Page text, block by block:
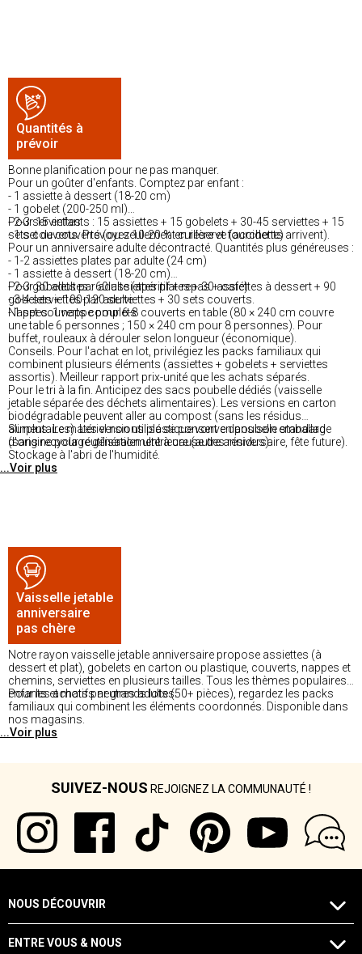
Quantités à
prévoir
Bonne planification pour ne pas manquer.
Pour un goûter d'enfants. Comptez par enfant :
- 1 assiette à dessert (18-20 cm)
- 1 gobelet (200-250 ml)
- 2-3 serviettes
- 1 set de couverts (ou seulement cuillère et fourchette)
Pour 15 enfants : 15 assiettes + 15 gobelets + 30-45 serviettes + 15
sets couverts. Prévoyez 10-20 % en réserve (accidents arrivent).
Pour un anniversaire adulte décontracté. Quantités plus généreuses :
- 1-2 assiettes plates par adulte (24 cm)
- 1 assiette à dessert (18-20 cm)
- 2-3 gobelets par adulte (apéritif + repas + café)
- 3-4 serviettes par adulte
- 1 set couverts complets
Pour 30 adultes : 60 assiettes plates + 30 assiettes à dessert + 90
gobelets + 100-120 serviettes + 30 sets couverts.
Nappes. 1 nappe pour 6-8 couverts en table (80 × 240 cm couvre
une table 6 personnes ; 150 × 240 cm pour 8 personnes). Pour
buffet, rouleaux à dérouler selon longueur (économique).
Conseils. Pour l'achat en lot, privilégiez les packs familiaux qui
combinent plusieurs éléments (assiettes + gobelets + serviettes
assortis). Meilleur rapport prix-unité que les achats séparés.
Pour le tri à la fin. Anticipez des sacs poubelle dédiés (vaisselle
jetable séparée des déchets alimentaires). Les versions en carton
biodégradable peuvent aller au compost (sans les résidus
alimentaires). Les versions plastique vont en poubelle standard
(sans recyclage généralement à cause des résidus).
Surplus. Le matériel non utilisé se conserve dans son emballage
d'origine pour réutilisation ultérieure (autre anniversaire, fête future).
Stockage à l'abri de l'humidité.
...Voir plus
Vaisselle jetable
anniversaire
pas chère
Notre rayon vaisselle jetable anniversaire propose assiettes (à
dessert et plat), gobelets en carton ou plastique, couverts, nappes et
chemins, serviettes en plusieurs tailles. Tous les thèmes populaires
enfants et motifs neutres adultes.
Pour les achats par grands lots (50+ pièces), regardez les packs
familiaux qui combinent les éléments coordonnés. Disponible dans
nos magasins.
...Voir plus
SUIVEZ-NOUS REJOIGNEZ LA COMMUNAUTÉ !
NOUS DÉCOUVRIR
ENTRE VOUS & NOUS